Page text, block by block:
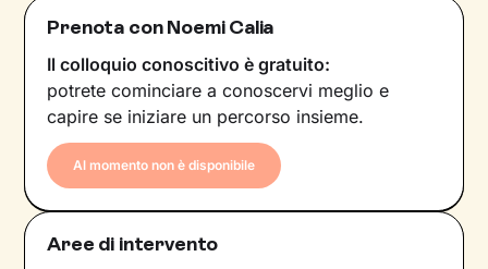
Prenota con Noemi Calia
Il colloquio conoscitivo è gratuito:
potrete cominciare a conoscervi meglio e
capire se iniziare un percorso insieme.
Al momento non è disponibile
Aree di intervento